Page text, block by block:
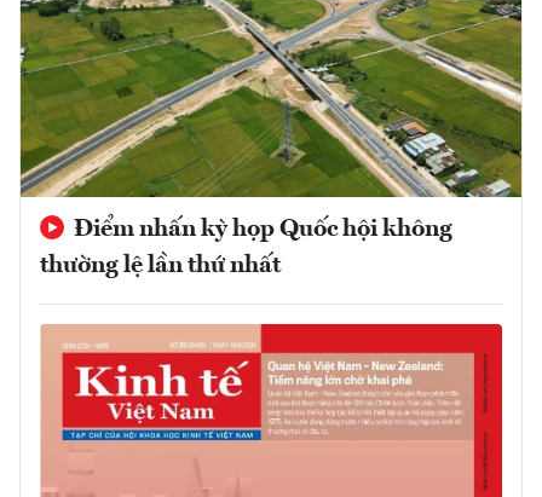
Điểm nhấn kỳ họp Quốc hội không
thường lệ lần thứ nhất